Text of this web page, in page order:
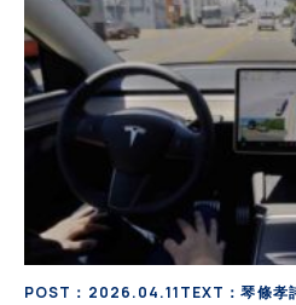
POST：2026.04.11TEXT：琴條孝